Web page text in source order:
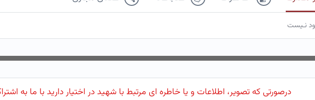
نـیست
درصورتی که تصویر، اطلاعات و یا خاطره ای مرتبط با شهید در اختیار دارید با ما به